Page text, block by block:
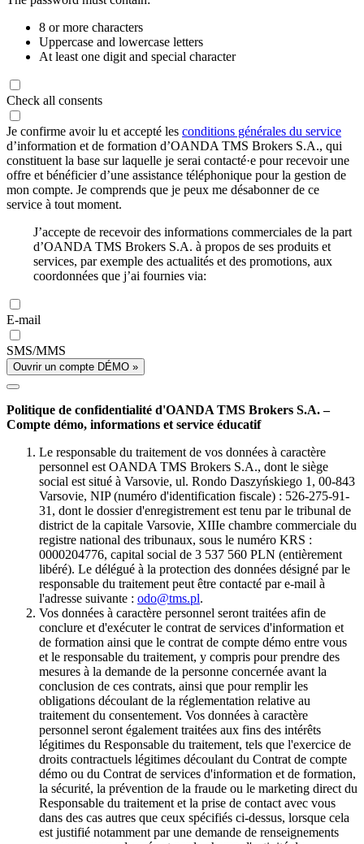
8 or more characters
Uppercase and lowercase letters
At least one digit and special character
Check all consents
Je confirme avoir lu et accepté les conditions générales du service
d’information et de formation d’OANDA TMS Brokers S.A., qui
constituent la base sur laquelle je serai contacté·e pour recevoir une
offre et bénéficier d’une assistance téléphonique pour la gestion de
mon compte. Je comprends que je peux me désabonner de ce
service à tout moment.
J’accepte de recevoir des informations commerciales de la part
d’OANDA TMS Brokers S.A. à propos de ses produits et
services, par exemple des actualités et des promotions, aux
coordonnées que j’ai fournies via:
E-mail
SMS/MMS
Ouvrir un compte DÉMO »
Politique de confidentialité d'OANDA TMS Brokers S.A. –
Compte démo, informations et service éducatif
Le responsable du traitement de vos données à caractère
personnel est OANDA TMS Brokers S.A., dont le siège
social est situé à Varsovie, ul. Rondo Daszyńskiego 1, 00-843
Varsovie, NIP (numéro d'identification fiscale) : 526-275-91-
31, dont le dossier d'enregistrement est tenu par le tribunal de
district de la capitale Varsovie, XIIIe chambre commerciale du
registre national des tribunaux, sous le numéro KRS :
0000204776, capital social de 3 537 560 PLN (entièrement
libéré). Le délégué à la protection des données désigné par le
responsable du traitement peut être contacté par e-mail à
l'adresse suivante : odo@tms.pl.
Vos données à caractère personnel seront traitées afin de
conclure et d'exécuter le contrat de services d'information et
de formation ainsi que le contrat de compte démo entre vous
et le responsable du traitement, y compris pour prendre des
mesures à la demande de la personne concernée avant la
conclusion de ces contrats, ainsi que pour remplir les
obligations découlant de la réglementation relative au
traitement du consentement. Vos données à caractère
personnel seront également traitées aux fins des intérêts
légitimes du Responsable du traitement, tels que l'exercice de
droits contractuels légitimes découlant du Contrat de compte
démo ou du Contrat de services d'information et de formation,
la sécurité, la prévention de la fraude ou le marketing direct du
Responsable du traitement et la prise de contact avec vous
dans des cas autres que ceux spécifiés ci-dessus, lorsque cela
est justifié notamment par une demande de renseignements